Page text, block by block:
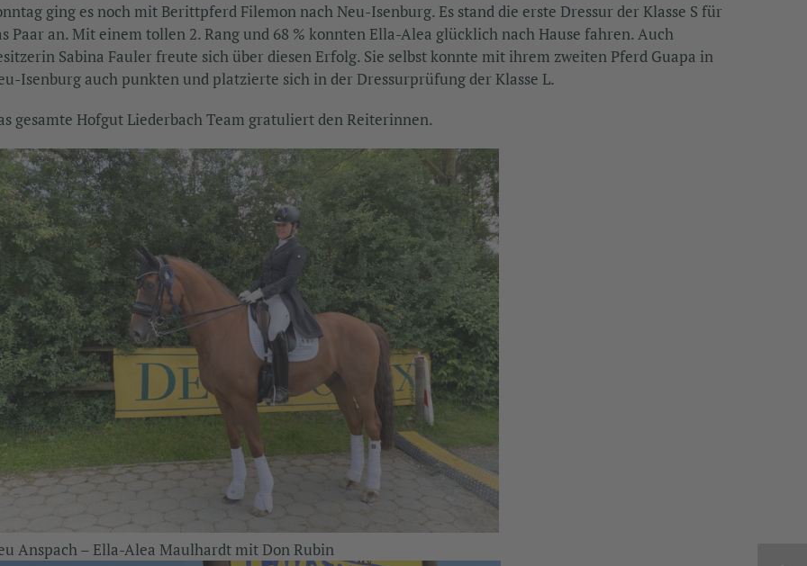
ging es noch mit Berittpferd Filemon nach Neu-Isenburg. Es stand die erste Dressur der Klasse S für
Paar an. Mit einem tollen 2. Rang und 68 % konnten Ella-Alea glücklich nach Hause fahren. Auch
Sabina Fauler freute sich über diesen Erfolg. Sie selbst konnte mit ihrem zweiten Pferd Guapa in
Isenburg auch punkten und platzierte sich in der Dressurprüfung der Klasse L.
gesamte Hofgut Liederbach Team gratuliert den Reiterinnen.
Anspach – Ella-Alea Maulhardt mit Don Rubin